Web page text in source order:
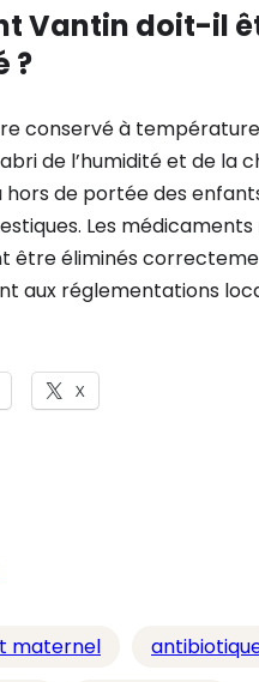
Vantin doit-il
?
conservé à température
de l’humidité et de la
de portée des
Les médicaments
être éliminés
aux réglementations
X
maternel